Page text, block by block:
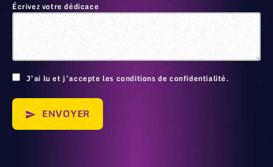
Écrivez votre dédicace
J’ai lu et j’accepte les conditions de confidentialité.
send ENVOYER